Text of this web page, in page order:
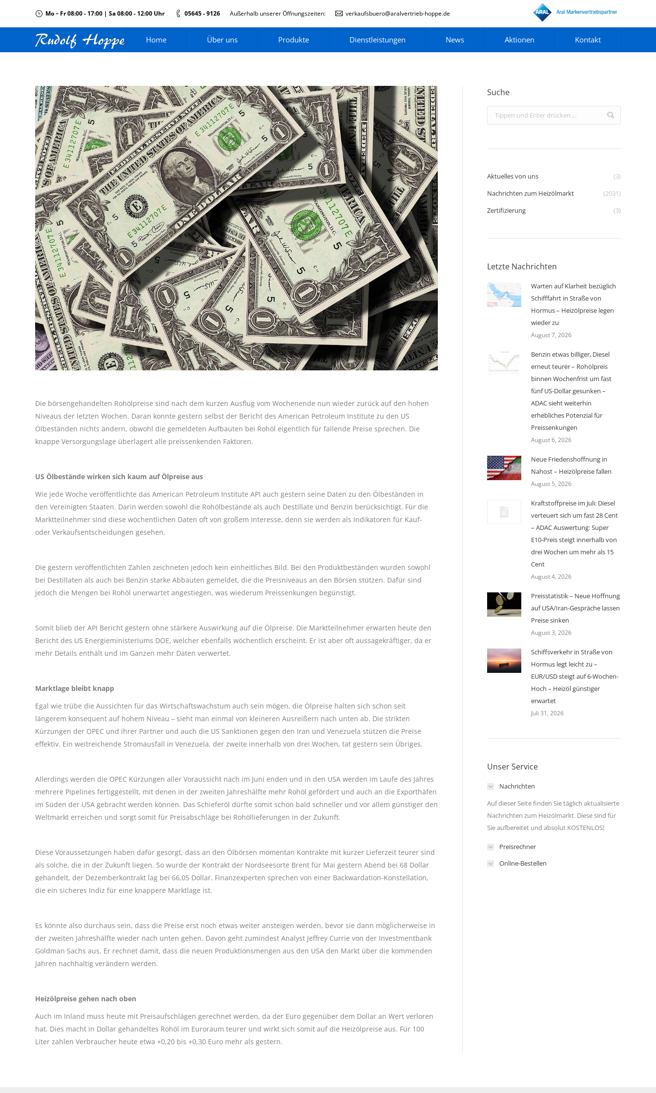
Mo – Fr 08:00 - 17:00 | Sa 08:00 - 12:00 Uhr 05645 - 9126 Außerhalb unserer Öffnungszeiten: verkaufsbuero@aralvertrieb-hoppe.de
Home Über uns Produkte Dienstleistungen News Aktionen Kontakt
Die börsengehandelten Rohölpreise sind nach dem kurzen Ausflug vom Wochenende nun wieder zurück auf den hohen
Niveaus der letzten Wochen. Daran konnte gestern selbst der Bericht des American Petroleum Institute zu den US
Ölbeständen nichts ändern, obwohl die gemeldeten Aufbauten bei Rohöl eigentlich für fallende Preise sprechen. Die
knappe Versorgungslage überlagert alle preissenkenden Faktoren.
US Ölbestände wirken sich kaum auf Ölpreise aus
Wie jede Woche veröffentlichte das American Petroleum Institute API auch gestern seine Daten zu den Ölbeständen in
den Vereinigten Staaten. Darin werden sowohl die Rohölbestände als auch Destillate und Benzin berücksichtigt. Für die
Marktteilnehmer sind diese wöchentlichen Daten oft von großem Interesse, denn sie werden als Indikatoren für Kauf-
oder Verkaufsentscheidungen gesehen.
Die gestern veröffentlichten Zahlen zeichneten jedoch kein einheitliches Bild. Bei den Produktbeständen wurden sowohl
bei Destillaten als auch bei Benzin starke Abbauten gemeldet, die die Preisniveaus an den Börsen stützen. Dafür sind
jedoch die Mengen bei Rohöl unerwartet angestiegen, was wiederum Preissenkungen begünstigt.
Somit blieb der API Bericht gestern ohne stärkere Auswirkung auf die Ölpreise. Die Marktteilnehmer erwarten heute den
Bericht des US Energieministeriums DOE, welcher ebenfalls wöchentlich erscheint. Er ist aber oft aussagekräftiger, da er
mehr Details enthält und im Ganzen mehr Daten verwertet.
Marktlage bleibt knapp
Egal wie trübe die Aussichten für das Wirtschaftswachstum auch sein mögen, die Ölpreise halten sich schon seit
längerem konsequent auf hohem Niveau – sieht man einmal von kleineren Ausreißern nach unten ab. Die strikten
Kürzungen der OPEC und ihrer Partner und auch die US Sanktionen gegen den Iran und Venezuela stützen die Preise
effektiv. Ein weitreichende Stromausfall in Venezuela, der zweite innerhalb von drei Wochen, tat gestern sein Übriges.
Allerdings werden die OPEC Kürzungen aller Voraussicht nach im Juni enden und in den USA werden im Laufe des Jahres
mehrere Pipelines fertiggestellt, mit denen in der zweiten Jahreshälfte mehr Rohöl gefördert und auch an die Exporthäfen
im Süden der USA gebracht werden können. Das Schieferöl dürfte somit schon bald schneller und vor allem günstiger den
Weltmarkt erreichen und sorgt somit für Preisabschläge bei Rohöllieferungen in der Zukunft.
Diese Voraussetzungen haben dafür gesorgt, dass an den Ölbörsen momentan Kontrakte mit kurzer Lieferzeit teurer sind
als solche, die in der Zukunft liegen. So wurde der Kontrakt der Nordseesorte Brent für Mai gestern Abend bei 68 Dollar
gehandelt, der Dezemberkontrakt lag bei 66,05 Dollar. Finanzexperten sprechen von einer Backwardation-Konstellation,
die ein sicheres Indiz für eine knappere Marktlage ist.
Es könnte also durchaus sein, dass die Preise erst noch etwas weiter ansteigen werden, bevor sie dann möglicherweise in
der zweiten Jahreshälfte wieder nach unten gehen. Davon geht zumindest Analyst Jeffrey Currie von der Investmentbank
Goldman Sachs aus. Er rechnet damit, dass die neuen Produktionsmengen aus den USA den Markt über die kommenden
Jahren nachhaltig verändern werden.
Heizölpreise gehen nach oben
Auch im Inland muss heute mit Preisaufschlägen gerechnet werden, da der Euro gegenüber dem Dollar an Wert verloren
hat. Dies macht in Dollar gehandeltes Rohöl im Euroraum teurer und wirkt sich somit auf die Heizölpreise aus. Für 100
Liter zahlen Verbraucher heute etwa +0,20 bis +0,30 Euro mehr als gestern.
Suche
Search:
Aktuelles von uns
(3)
Nachrichten zum Heizölmarkt
(2031)
Zertifizierung
(3)
Letzte Nachrichten
Warten auf Klarheit bezüglich
Schifffahrt in Straße von
Hormus – Heizölpreise legen
wieder zu
August 7, 2026
Benzin etwas billiger, Diesel
erneut teurer – Rohölpreis
binnen Wochenfrist um fast
fünf US-Dollar gesunken –
ADAC sieht weiterhin
erhebliches Potenzial für
Preissenkungen
August 6, 2026
Neue Friedenshoffnung in
Nahost – Heizölpreise fallen
August 5, 2026
Kraftstoffpreise im Juli: Diesel
verteuert sich um fast 28 Cent
– ADAC Auswertung: Super
E10-Preis steigt innerhalb von
drei Wochen um mehr als 15
Cent
August 4, 2026
Preisstatistik – Neue Hoffnung
auf USA/Iran-Gespräche lassen
Preise sinken
August 3, 2026
Schiffsverkehr in Straße von
Hormus legt leicht zu –
EUR/USD steigt auf 6-Wochen-
Hoch – Heizöl günstiger
erwartet
Juli 31, 2026
Unser Service
Nachrichten
Auf dieser Seite finden Sie täglich aktualisierte
Nachrichten zum Heizölmarkt. Diese sind für
Sie aufbereitet und absolut KOSTENLOS!
Preisrechner
Online-Bestellen